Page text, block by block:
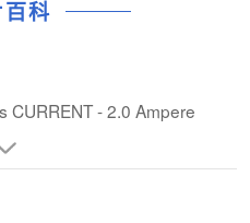
百科
CURRENT - 2.0 Ampere